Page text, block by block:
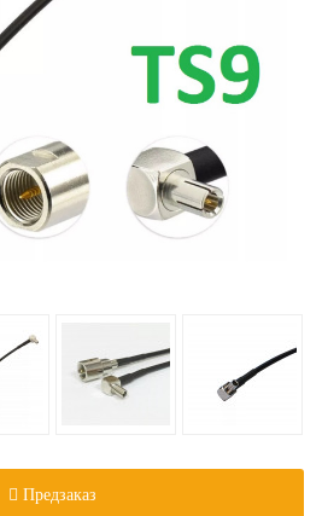
Предзаказ